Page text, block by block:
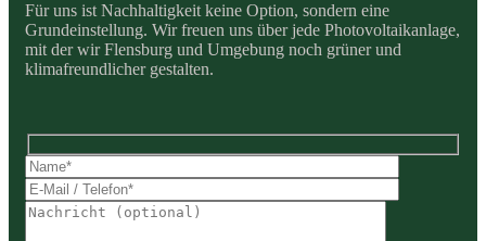
Für uns ist Nachhaltigkeit keine Option, sondern eine
Grundeinstellung. Wir freuen uns über jede Photovoltaikanlage,
mit der wir Flensburg und Umgebung noch grüner und
klimafreundlicher gestalten.